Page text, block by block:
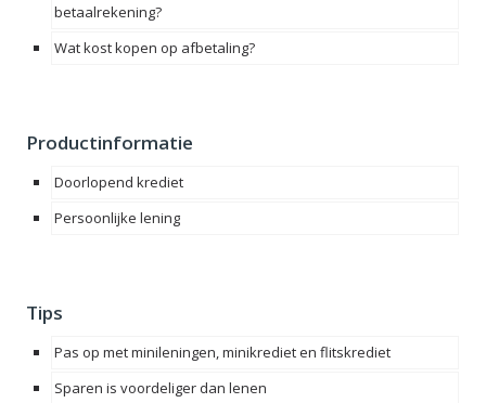
betaalrekening?
Wat kost kopen op afbetaling?
Productinformatie
Doorlopend krediet
Persoonlijke lening
Tips
Pas op met minileningen, minikrediet en flitskrediet
Sparen is voordeliger dan lenen